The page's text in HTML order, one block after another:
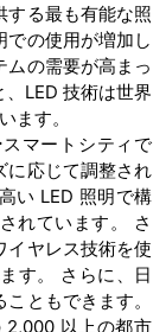
する最も有能な照
での使用が増加し
ムの需要が高まっ
LED 技術は世界
ます。
スマートシティで
に応じて調整され
い LED 照明で構
れています。 さ
イヤレス技術を使
す。 さらに、日
ともできます。
2,000 以上の都市